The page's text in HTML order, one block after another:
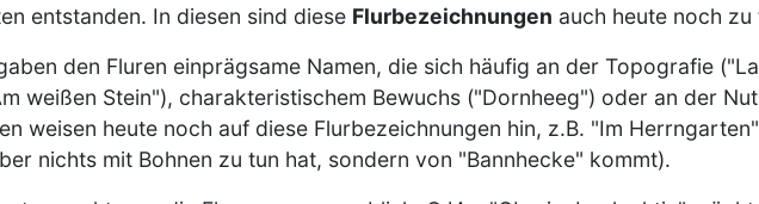
entstanden. In diesen sind diese Flurbezeichnungen auch heute noch zu
den Fluren einprägsame Namen, die sich häufig an der Topografie
weißen Stein"), charakteristischem Bewuchs ("Dornheeg") oder an der
weisen heute noch auf diese Flurbezeichnungen hin, z.B. "Im
nichts mit Bohnen zu tun hat, sondern von "Bannhecke" kommt).